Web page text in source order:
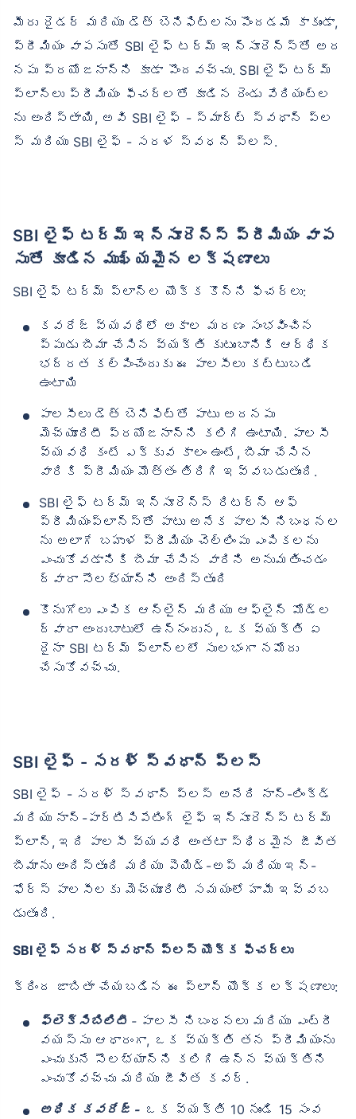
మీరు రైడర్ మరియు డెత్ బెనిఫిట్‌లను పొందడమే కాకుండా,
ప్రీమియం వాపసుతో SBI లైఫ్ టర్మ్ ఇన్సూరెన్స్‌తో అద
నపు ప్రయోజనాన్ని కూడా పొందవచ్చు. SBI లైఫ్ టర్మ్
ప్లాన్‌లు ప్రీమియం ఫీచర్‌లతో కూడిన రెండు వేరియంట్‌ల
ను అందిస్తాయి, అవి SBI లైఫ్ - స్మార్ట్ స్వధాన్ ప్ల
స్ మరియు SBI లైఫ్ - సరళ స్వధన్ ప్లస్.
SBI లైఫ్ టర్మ్ ఇన్సూరెన్స్ ప్రీమియం వాప
సుతో కూడిన ముఖ్యమైన లక్షణాలు
SBI లైఫ్ టర్మ్ ప్లాన్‌ల యొక్క కొన్ని ఫీచర్లు:
కవరేజ్ వ్యవధిలో అకాల మరణం సంభవించిన
ప్పుడు బీమా చేసిన వ్యక్తి కుటుంబానికి ఆర్థిక
భద్రత కల్పించేందుకు ఈ పాలసీలు కట్టుబడి
ఉంటాయి
పాలసీలు డెత్ బెనిఫిట్‌తో పాటు అదనపు
మెచ్యూరిటీ ప్రయోజనాన్ని కలిగి ఉంటాయి. పాలసీ
వ్యవధి కంటే ఎక్కువ కాలం ఉంటే, బీమా చేసిన
వారికి ప్రీమియం మొత్తం తిరిగి ఇవ్వబడుతుంది.
SBI లైఫ్ టర్మ్ ఇన్సూరెన్స్ రిటర్న్ ఆఫ్
ప్రీమియంప్లాన్స్‌తో పాటు అనేక పాలసీ నిబంధనల
ను అలాగే బహుళ ప్రీమియం చెల్లింపు ఎంపికలను
ఎంచుకోవడానికి బీమా చేసిన వారిని అనుమతించడం
ద్వారా సౌలభ్యాన్ని అందిస్తుంది
కొనుగోలు ఎంపిక ఆన్‌లైన్ మరియు ఆఫ్‌లైన్ మోడ్‌ల
ద్వారా అందుబాటులో ఉన్నందున, ఒక వ్యక్తి ఏ
దైనా SBI టర్మ్ ప్లాన్‌లలో సులభంగా నమోదు
చేసుకోవచ్చు.
SBI లైఫ్ - సరళ్ స్వధాన్ ప్లస్
SBI లైఫ్ - సరళ్ స్వధాన్ ప్లస్ అనేది నాన్-లింక్డ్
మరియు నాన్-పార్టిసిపేటింగ్ లైఫ్ ఇన్సూరెన్స్ టర్మ్
ప్లాన్, ఇది పాలసీ వ్యవధి అంతటా స్థిరమైన జీవిత
బీమాను అందిస్తుంది మరియు పెయిడ్-అప్ మరియు ఇన్-
ఫోర్స్ పాలసీలకు మెచ్యూరిటీ సమయంలో హామీ ఇవ్వబ
డుతుంది.
SBI లైఫ్ సరళ్ స్వధాన్ ప్లస్ యొక్క ఫీచర్లు
క్రింద జాబితా చేయబడిన ఈ ప్లాన్ యొక్క లక్షణాలు:
ఫ్లెక్సిబిలిటీ - పాలసీ నిబంధనలు మరియు ఎంట్రీ
వయస్సు ఆధారంగా, ఒక వ్యక్తి తన ప్రీమియంను
ఎంచుకునే సౌలభ్యాన్ని కలిగి ఉన్న వ్యక్తిని
ఎంచుకోవచ్చు మరియు జీవిత కవర్.
అధిక కవరేజ్ - ఒక వ్యక్తి 10 నుండి 15 సంవ